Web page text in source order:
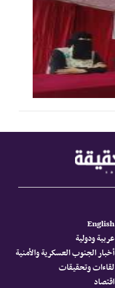
English
عربية ودولية
أخبار الجنوب العسكرية والأمنية
لقاءات وتحقيقات
اقتصاد